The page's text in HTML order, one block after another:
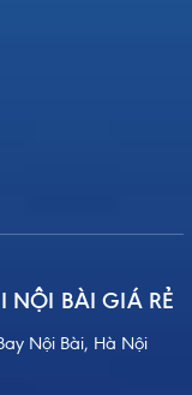
NỘI BÀI GIÁ RẺ
Nội Bài, Hà Nội